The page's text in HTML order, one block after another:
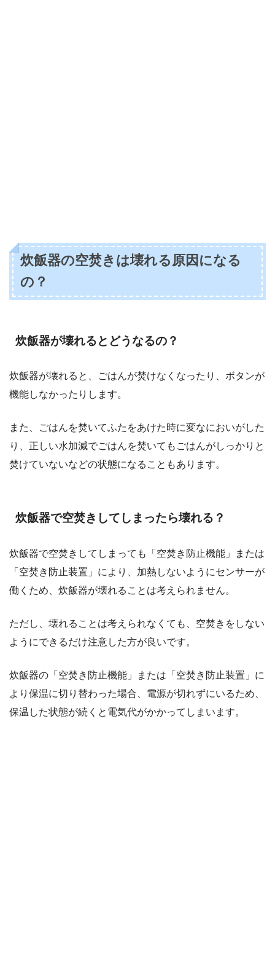
炊飯器の空焚きは壊れる原因になる
の？
炊飯器が壊れるとどうなるの？
炊飯器が壊れると、ごはんが焚けなくなったり、ボタンが
機能しなかったりします。
また、ごはんを焚いてふたをあけた時に変なにおいがした
り、正しい水加減でごはんを焚いてもごはんがしっかりと
焚けていないなどの状態になることもあります。
炊飯器で空焚きしてしまったら壊れる？
炊飯器で空焚きしてしまっても「空焚き防止機能」または
「空焚き防止装置」により、加熱しないようにセンサーが
働くため、炊飯器が壊れることは考えられません。
ただし、壊れることは考えられなくても、空焚きをしない
ようにできるだけ注意した方が良いです。
炊飯器の「空焚き防止機能」または「空焚き防止装置」に
より保温に切り替わった場合、電源が切れずにいるため、
保温した状態が続くと電気代がかかってしまいます。